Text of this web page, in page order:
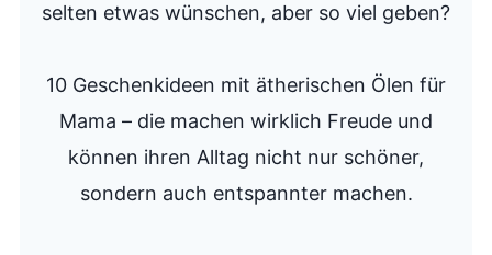
selten etwas wünschen, aber so viel geben?
10 Geschenkideen mit ätherischen Ölen für
Mama – die machen wirklich Freude und
können ihren Alltag nicht nur schöner,
sondern auch entspannter machen.